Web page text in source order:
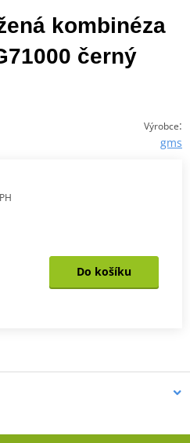
kombinéza
černý
Výrobce:
gms
Do košíku